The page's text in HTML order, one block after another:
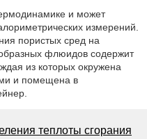
и может
измерений.
пористых сред на
флюидов содержит
из которых окружена
и помещена в
теплоты сгорания